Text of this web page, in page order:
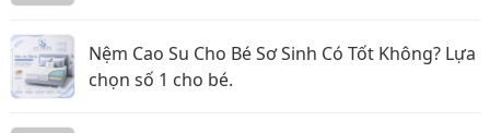
Nệm Cao Su Cho Bé Sơ Sinh Có Tốt Không? Lựa
chọn số 1 cho bé.